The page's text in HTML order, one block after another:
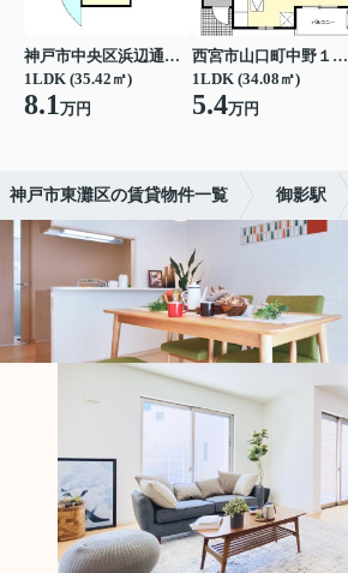
神戸市中央区浜辺通３丁目
1LDK (35.42㎡)
8.1万円
西宮市山口町中野１丁目
1LDK (34.08㎡)
5.4万円
神戸市東灘区の賃貸物件一覧 御影駅